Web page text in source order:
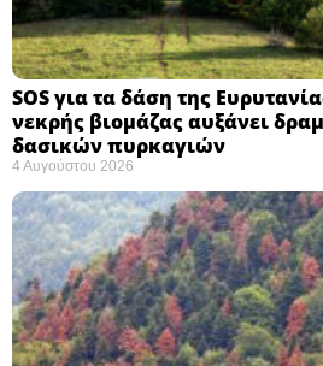
SOS για τα δάση της
νεκρής βιομάζας αυξάνει
δασικών πυρκαγιών
4 Αυγούστου 2026